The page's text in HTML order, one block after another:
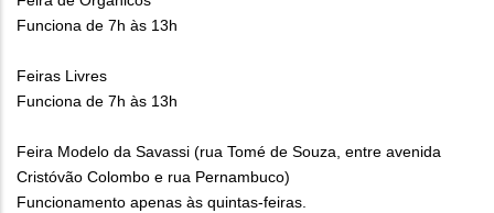
Funciona de 7h às 13h
Feiras Livres
Funciona de 7h às 13h
Feira Modelo da Savassi (rua Tomé de Souza, entre avenida
Cristóvão Colombo e rua Pernambuco)
Funcionamento apenas às quintas-feiras.